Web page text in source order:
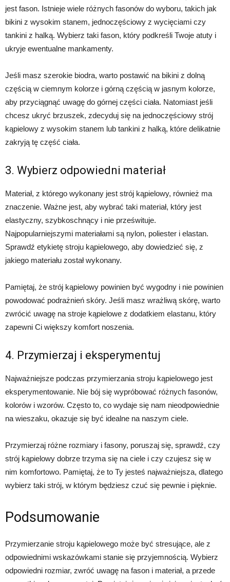
jest fason. Istnieje wiele różnych fasonów do wyboru, takich jak
bikini z wysokim stanem, jednoczęściowy z wycięciami czy
tankini z halką. Wybierz taki fason, który podkreśli Twoje atuty i
ukryje ewentualne mankamenty.
Jeśli masz szerokie biodra, warto postawić na bikini z dolną
częścią w ciemnym kolorze i górną częścią w jasnym kolorze,
aby przyciągnąć uwagę do górnej części ciała. Natomiast jeśli
chcesz ukryć brzuszek, zdecyduj się na jednoczęściowy strój
kąpielowy z wysokim stanem lub tankini z halką, które delikatnie
zakryją tę część ciała.
3. Wybierz odpowiedni materiał
Materiał, z którego wykonany jest strój kąpielowy, również ma
znaczenie. Ważne jest, aby wybrać taki materiał, który jest
elastyczny, szybkoschnący i nie prześwituje.
Najpopularniejszymi materiałami są nylon, poliester i elastan.
Sprawdź etykietę stroju kąpielowego, aby dowiedzieć się, z
jakiego materiału został wykonany.
Pamiętaj, że strój kąpielowy powinien być wygodny i nie powinien
powodować podrażnień skóry. Jeśli masz wrażliwą skórę, warto
zwrócić uwagę na stroje kąpielowe z dodatkiem elastanu, który
zapewni Ci większy komfort noszenia.
4. Przymierzaj i eksperymentuj
Najważniejsze podczas przymierzania stroju kąpielowego jest
eksperymentowanie. Nie bój się wypróbować różnych fasonów,
kolorów i wzorów. Często to, co wydaje się nam nieodpowiednie
na wieszaku, okazuje się być idealne na naszym ciele.
Przymierzaj różne rozmiary i fasony, poruszaj się, sprawdź, czy
strój kąpielowy dobrze trzyma się na ciele i czy czujesz się w
nim komfortowo. Pamiętaj, że to Ty jesteś najważniejsza, dlatego
wybierz taki strój, w którym będziesz czuć się pewnie i pięknie.
Podsumowanie
Przymierzanie stroju kąpielowego może być stresujące, ale z
odpowiednimi wskazówkami stanie się przyjemnością. Wybierz
odpowiedni rozmiar, zwróć uwagę na fason i materiał, a przede